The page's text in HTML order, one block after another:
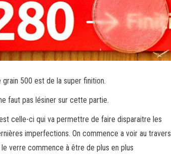
grain 500 est de la super finition.
ne faut pas lésiner sur cette partie.
celle-ci qui va permettre de faire disparaitre les
imperfections. On commence a voir au travers
verre commence à être de plus en plus